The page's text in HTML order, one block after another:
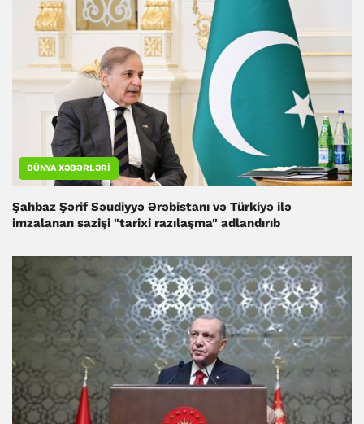
DÜNYA XƏBƏRLƏRI
Şahbaz Şərif Səudiyyə Ərəbistanı və Türkiyə ilə
imzalanan sazişi "tarixi razılaşma" adlandırıb